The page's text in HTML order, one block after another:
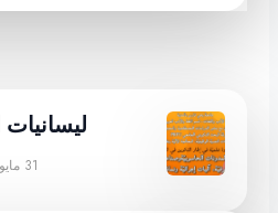
31 مايو 2023